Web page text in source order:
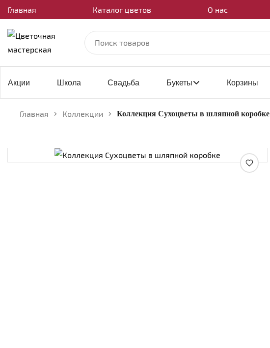
Главная Каталог цветов О нас
Акции Школа Свадьба Букеты Корзины
Главная Коллекции Коллекция Сухоцветы в шляпной коробке
Увеличить